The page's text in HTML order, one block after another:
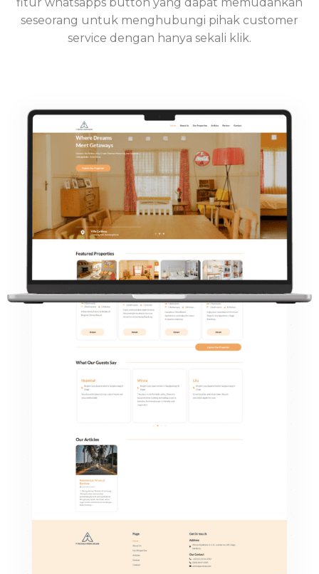
fitur whatsapps button yang dapat memudahkan
seseorang untuk menghubungi pihak customer
service dengan hanya sekali klik.